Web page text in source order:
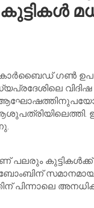
കുട്ടികൾ
ഗൺ
കുട്ടികൾക്ക്
സമാനമായ
പിന്നാലെ